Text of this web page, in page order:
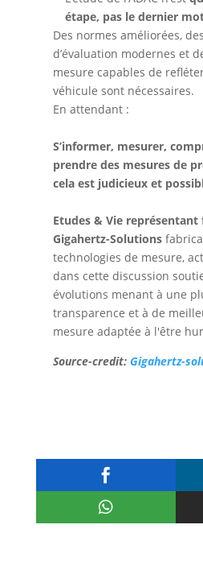
étape, pas le dernier
Des normes améliorées,
d’évaluation modernes et
mesure capables de
véhicule sont nécessaires.
En attendant :
S’informer, mesurer,
prendre des mesures de
cela est judicieux et
Etudes & Vie
Gigahertz-Solutions
technologies de mesure,
dans cette discussion
évolutions menant à une
transparence et à de
mesure adaptée à l'être
Source-credit: Gigahertz-

